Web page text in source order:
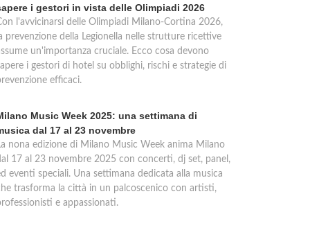
i gestori in vista delle Olimpiadi 2026
l'avvicinarsi delle Olimpiadi Milano-Cortina 2026,
prevenzione della Legionella nelle strutture ricettive
un'importanza cruciale. Ecco cosa devono
i gestori di hotel su obblighi, rischi e strategie di
efficaci.
Music Week 2025: una settimana di
dal 17 al 23 novembre
nona edizione di Milano Music Week anima Milano
17 al 23 novembre 2025 con concerti, dj set, panel,
eventi speciali. Una settimana dedicata alla musica
trasforma la città in un palcoscenico con artisti,
e appassionati.